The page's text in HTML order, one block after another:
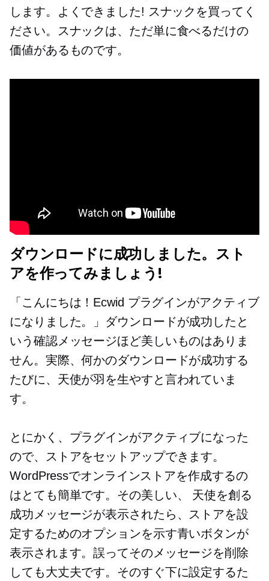
します。よくできました! スナックを買ってく
ださい。スナックは、ただ単に食べるだけの
価値があるものです。
ダウンロードに成功しました。スト
アを作ってみましょう!
「こんにちは！Ecwid プラグインがアクティブ
になりました。」ダウンロードが成功したと
いう確認メッセージほど美しいものはありま
せん。実際、何かのダウンロードが成功する
たびに、天使が羽を生やすと言われていま
す。
とにかく、プラグインがアクティブになった
ので、ストアをセットアップできます。
WordPressでオンラインストアを作成するの
はとても簡単です。その美しい、 天使を創る
成功メッセージが表示されたら、ストアを設
定するためのオプションを示す青いボタンが
表示されます。誤ってそのメッセージを削除
しても大丈夫です。そのすぐ下に設定するた